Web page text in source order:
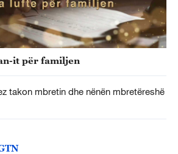
it për familjen
takon mbretin dhe nënën mbretëreshë